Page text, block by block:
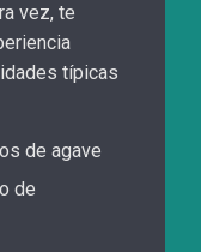
vez, te
típicas
de agave
de